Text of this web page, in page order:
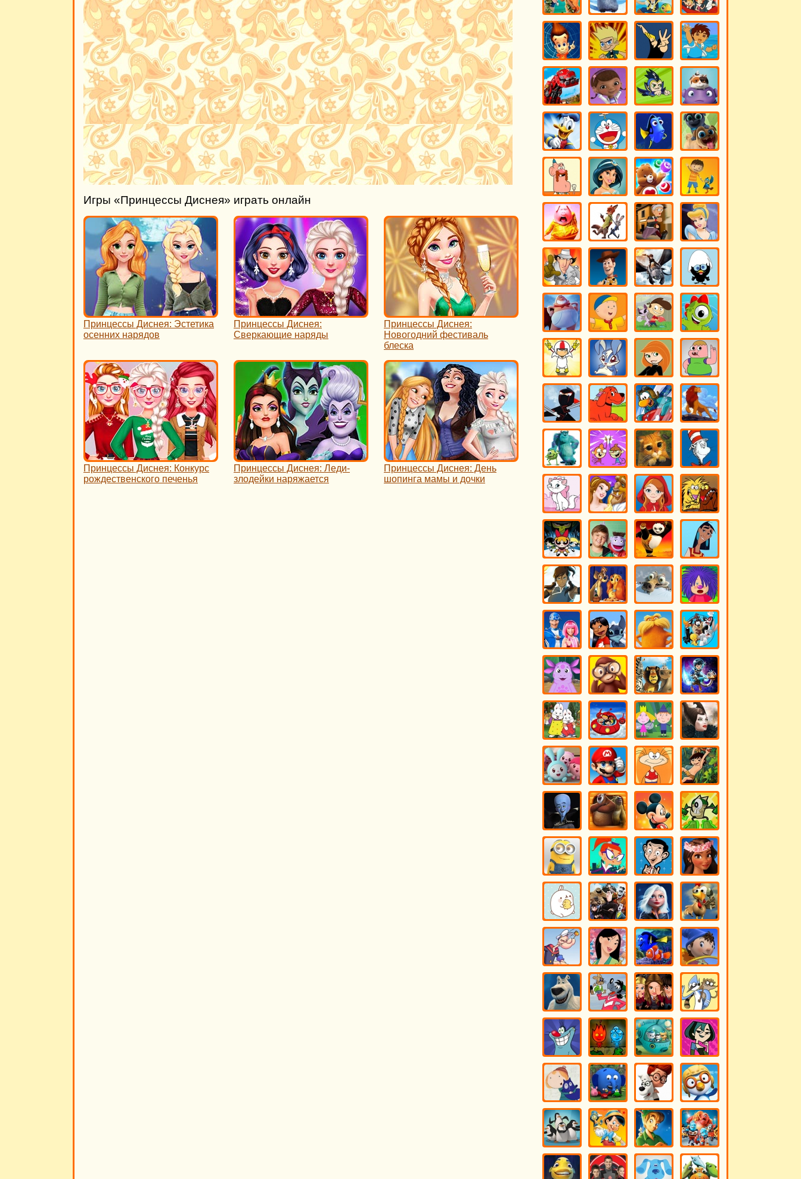
Игры «Принцессы Диснея» играть онлайн
Принцессы Диснея: Эстетика
осенних нарядов
Принцессы Диснея:
Сверкающие наряды
Принцессы Диснея:
Новогодний фестиваль
блеска
Принцессы Диснея: Конкурс
рождественского печенья
Принцессы Диснея: Леди-
злодейки наряжается
Принцессы Диснея: День
шопинга мамы и дочки